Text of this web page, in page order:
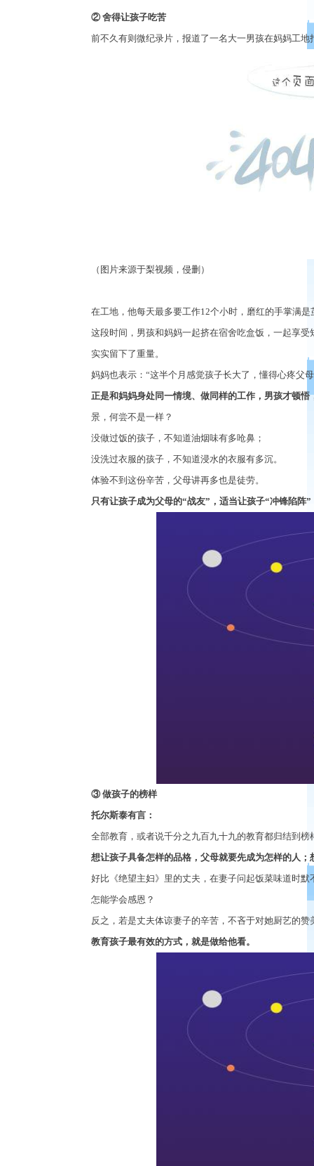
② 舍得让孩子吃苦
前不久有则微纪录片，报道了一名大一男孩在妈妈工
（图片来源于梨视频，侵删）
在工地，他每天最多要工作12个小时，磨红的手掌满
这段时间，男孩和妈妈一起挤在宿舍吃盒饭，一起享受
实实留下了重量。
妈妈也表示： “这半个月感觉孩子长大了，懂得心疼父
正是和妈妈身处同一情境、做同样的工作，男孩才顿
景，何尝不是一样？
没做过饭的孩子，不知道油烟味有多呛鼻；
没洗过衣服的孩子，不知道浸水的衣服有多沉。
体验不到这份辛苦，父母讲再多也是徒劳。
只有让孩子成为父母的“战友” ，适当让孩子“冲锋陷阵”
③ 做孩子的榜样
托尔斯泰有言：
全部教育，或者说千分之九百九十九的教育都归结到
想让孩子具备怎样的品格，父母就要先成为怎样的人
好比《绝望主妇》里的丈夫，在妻子问起饭菜味道时
怎能学会感恩？
反之，若是丈夫体谅妻子的辛苦，不吝于对她厨艺的
教育孩子最有效的方式，就是做给他看。